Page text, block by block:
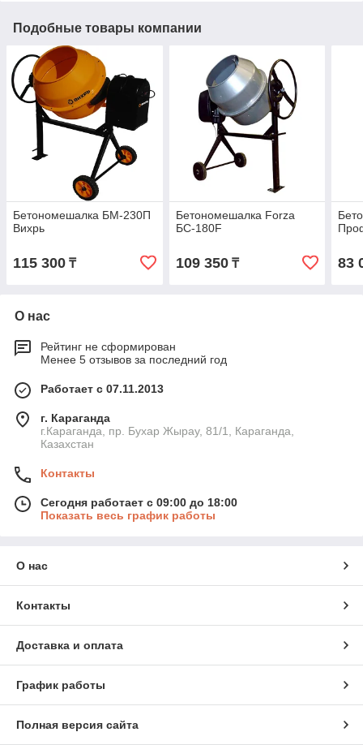
Подобные товары компании
Бетономешалка БМ-230П
Вихрь
115 300 ₸
Бетономешалка Forza
БС-180F
109 350₸ 83
О нас
Рейтинг не сформирован
Менее 5 отзывов за последний год
Работает с 07.11.2013
г. Караганда
г.Караганда, пр. Бухар Жырау, 81/1, Караганда,
Казахстан
Контакты
Сегодня работает с 09:00 до 18:00
Показать весь график работы
О нас
Контакты
Доставка и оплата
График работы
Полная версия сайта